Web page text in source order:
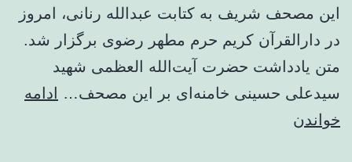
این مصحف شریف به کتابت عبدالله رنانی، امروز
در دارالقرآن کریم حرم مطهر رضوی برگزار شد.
متن یادداشت حضرت آیت‌الله العظمی شهید
سیدعلی حسینی خامنه‌ای بر این مصحف… ادامه
خواندن